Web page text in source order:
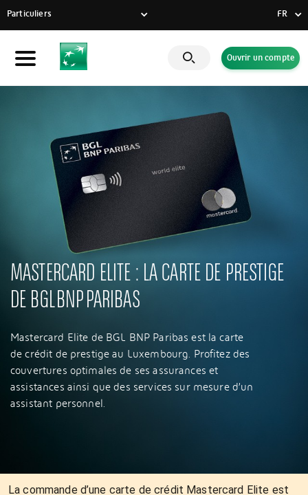
Particuliers
Particuliers
Entreprises
Engagements RSE
Solutions innovantes
FR
DE
EN
Ouvrir un compte
MASTERCARD ELITE : LA CARTE DE PRESTIGE
DE BGL BNP PARIBAS
Mastercard Elite de BGL BNP Paribas est la carte
de crédit de prestige au Luxembourg. Profitez des
couvertures optimales de ses assurances et
assistances ainsi que des services sur mesure d’un
assistant personnel.
La commande d’une carte de crédit Mastercard Elite est